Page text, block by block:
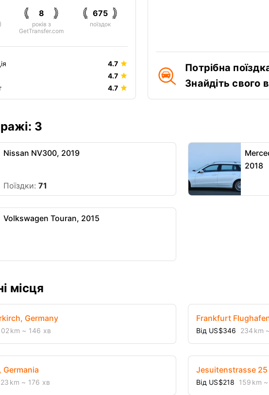
8
років з
GetTransfer.com
675
поїздок
4.7
4.7
4.7
Потрібна
Знайдіть свого
3
Nissan NV300, 2019
Поїздки: 71
2018
Volkswagen Touran, 2015
місця
Germany
km ~ 146 хв
Frankfurt
Від US$346 234 km
km ~ 176 хв
Jesuitenstrasse 25
Від US$218 159 km